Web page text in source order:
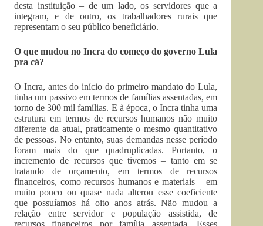
desta instituição – de um lado, os servidores que a
integram, e de outro, os trabalhadores rurais que
representam o seu público beneficiário.
O que mudou no Incra do começo do governo Lula
pra cá?
O Incra, antes do início do primeiro mandato do Lula,
tinha um passivo em termos de famílias assentadas, em
torno de 300 mil famílias. E à época, o Incra tinha uma
estrutura em termos de recursos humanos não muito
diferente da atual, praticamente o mesmo quantitativo
de pessoas. No entanto, suas demandas nesse período
foram mais do que quadruplicadas. Portanto, o
incremento de recursos que tivemos – tanto em se
tratando de orçamento, em termos de recursos
financeiros, como recursos humanos e materiais – em
muito pouco ou quase nada alterou esse coeficiente
que possuíamos há oito anos atrás. Não mudou a
relação entre servidor e população assistida, de
recursos financeiros por família assentada. Esses